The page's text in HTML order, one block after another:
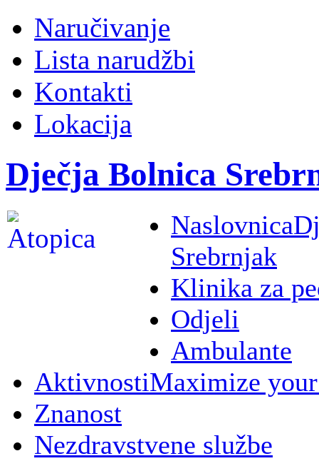
Naručivanje
Lista narudžbi
Kontakti
Lokacija
Dječja Bolnica
Naslovnica
Srebrnjak
Klinika za
Odjeli
Ambulante
AktivnostiMaximize
Znanost
Nezdravstvene službe